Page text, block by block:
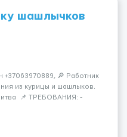
шашлычков
+37063970889, 🔎 Работник
из курицы и шашлыков.
📌 ТРЕБОВАНИЯ: -
ВС, выходные плавающие